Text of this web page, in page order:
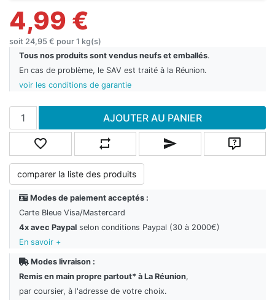
4,99 €
soit 24,95 € pour 1 kg(s)
Tous nos produits sont vendus neufs et emballés.
En cas de problème, le SAV est traité à la Réunion.
voir les conditions de garantie
Ajouter au panier AJOUTER AU PANIER
Ajouter à la liste de souhaitsAjouter à la liste de comparaison
Envoyer un email à un ami
Poser
comparer la liste des produits
Modes de paiement acceptés :
Carte Bleue Visa/Mastercard
4x avec Paypal selon conditions Paypal (30 à 2000€)
En savoir +
Modes livraison :
Remis en main propre partout* à La Réunion,
par coursier, à l'adresse de votre choix.